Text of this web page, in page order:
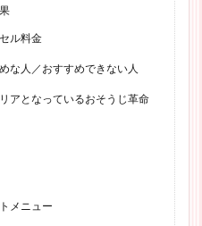
ル料金
な人／おすすめできない人
アとなっているおそうじ革命
メニュー